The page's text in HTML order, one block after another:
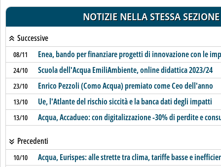
NOTIZIE NELLA STESSA SEZIONE
Successive
08/11 Enea, bando per finanziare progetti di innovazione con le
24/10 Scuola dell'Acqua EmiliAmbiente, online didattica 2023/24
23/10 Enrico Pezzoli (Como Acqua) premiato come Ceo dell'anno
13/10 Ue, l'Atlante del rischio siccità e la banca dati degli impatti
13/10 Acqua, Accadueo: con digitalizzazione -30% di perdite e
Precedenti
10/10 Acqua, Eurispes: alle strette tra clima, tariffe basse e